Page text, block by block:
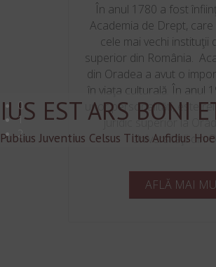
IUS EST ARS BONI
Publius Juventius Celsus Titus Aufidius
0
1
2
În anul 1780 a fost
Academia de Drept,
cele mai vechi instituţii
superior din România.
din Oradea a avut o
în viaţa culturală. În anul
unor personalităţi, este
juridic superior la
Universităţii din
AFLĂ MAI